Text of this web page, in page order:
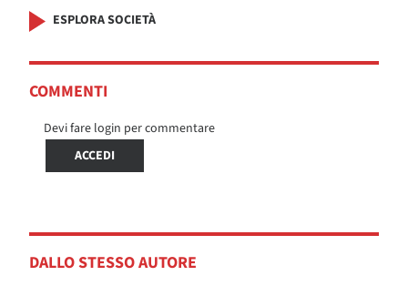
ESPLORA SOCIETÀ
COMMENTI
Devi fare login per commentare
ACCEDI
DALLO STESSO AUTORE